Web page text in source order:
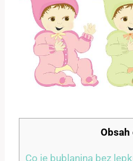
Obsah
Co je bublanina bez